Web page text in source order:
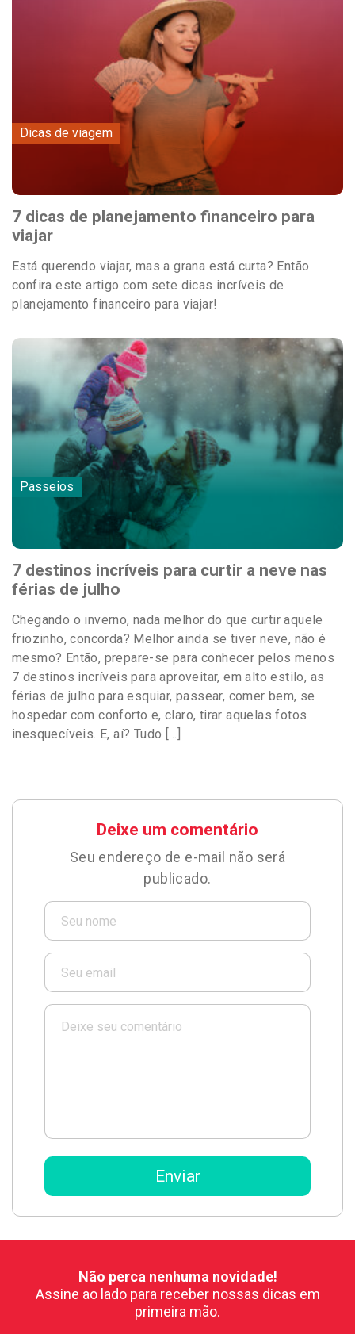
Dicas de viagem
7 dicas de planejamento financeiro para
viajar
Está querendo viajar, mas a grana está curta? Então
confira este artigo com sete dicas incríveis de
planejamento financeiro para viajar!
Passeios
7 destinos incríveis para curtir a neve nas
férias de julho
Chegando o inverno, nada melhor do que curtir aquele
friozinho, concorda? Melhor ainda se tiver neve, não é
mesmo? Então, prepare-se para conhecer pelos menos
7 destinos incríveis para aproveitar, em alto estilo, as
férias de julho para esquiar, passear, comer bem, se
hospedar com conforto e, claro, tirar aquelas fotos
inesquecíveis. E, aí? Tudo […]
Deixe um comentário
Seu endereço de e-mail não será
publicado.
Não perca nenhuma novidade!
Assine ao lado para receber nossas dicas em
primeira mão.